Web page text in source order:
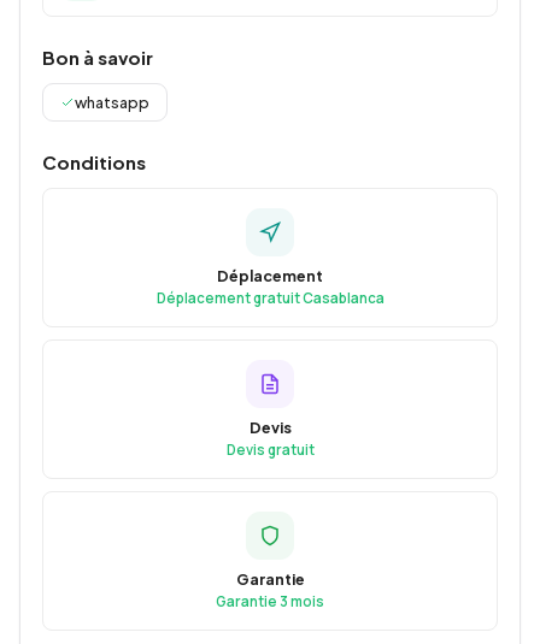
Bon à savoir
whatsapp
Conditions
Déplacement
Déplacement gratuit Casablanca
Devis
Devis gratuit
Garantie
Garantie 3 mois